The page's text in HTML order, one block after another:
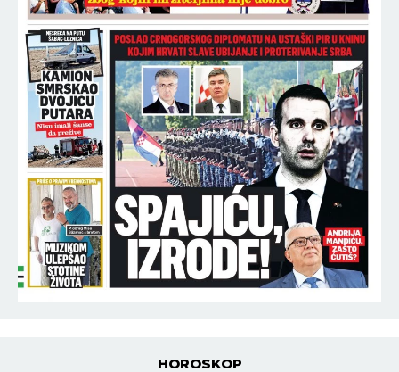
HOROSKOP